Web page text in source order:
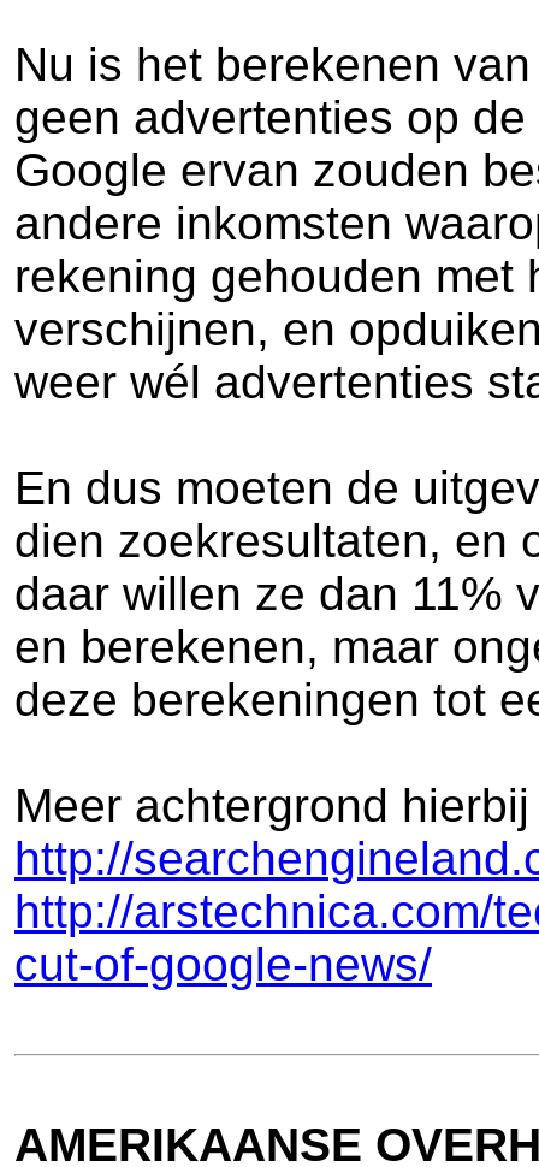
Nu is het berekenen
geen advertenties op
Google ervan zouden
andere inkomsten
rekening gehouden met
verschijnen, en
weer wél advertenties
En dus moeten de
dien zoekresultaten, en
daar willen ze dan 11%
en berekenen, maar
deze berekeningen tot
Meer achtergrond
http://
http://arstechnica.com/
cut-of-google-news/
AMERIKAANSE